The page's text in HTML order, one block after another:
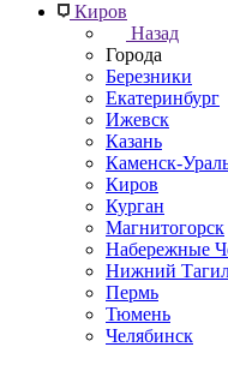
Киров
Назад
Города
Березники
Екатеринбург
Ижевск
Казань
Каменск-
Киров
Курган
Магнитогорск
Набережные
Нижний
Пермь
Тюмень
Челябинск